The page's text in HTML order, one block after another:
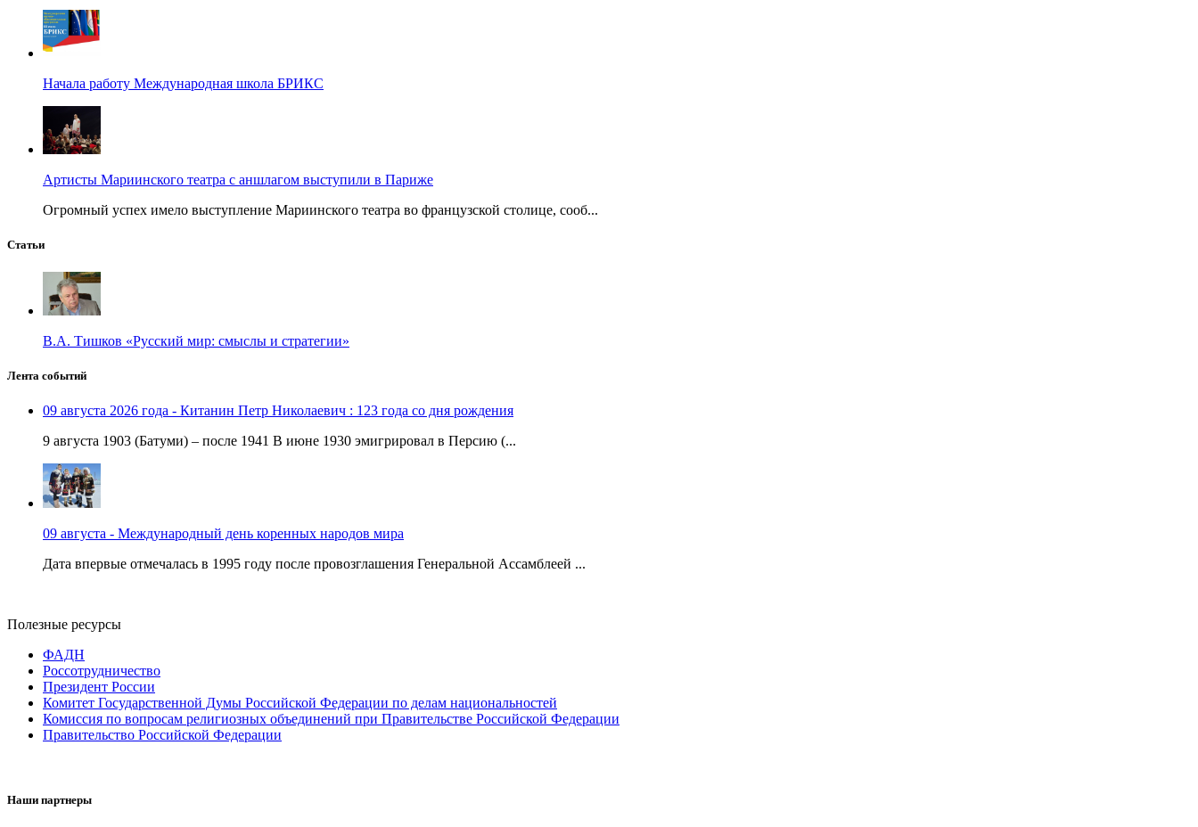
Начала работу Международная школа БРИКС
Артисты Мариинского театра с аншлагом выступили в Париже
Огромный успех имело выступление Мариинского театра во французской столице, сооб...
Статьи
В.А. Тишков «Русский мир: смыслы и стратегии»
Лента событий
09 августа 2026 года - Китанин Петр Николаевич : 123 года со дня рождения
9 августа 1903 (Батуми) – после 1941 В июне 1930 эмигрировал в Персию (...
09 августа - Международный день коренных народов мира
Дата впервые отмечалась в 1995 году после провозглашения Генеральной Ассамблеей ...
Полезные ресурсы
ФАДН
Россотрудничество
Президент России
Комитет Государственной Думы Российской Федерации по делам национальностей
Комиссия по вопросам религиозных объединений при Правительстве Российской Федерации
Правительство Российской Федерации
Наши партнеры